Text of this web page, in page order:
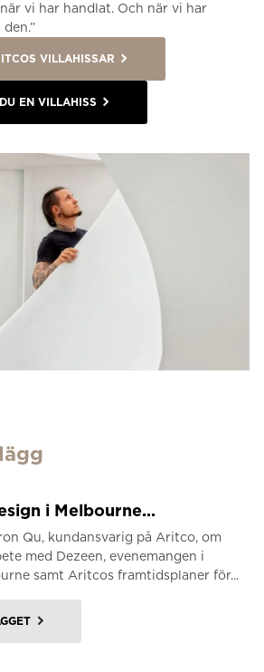
vi har handlat. Och när vi har
VILLAHISSAR
EN VILLAHISS
i Melbourne...
Qu, kundansvarig på Aritco, om
med Dezeen, evenemangen i
samt Aritcos framtidsplaner för...